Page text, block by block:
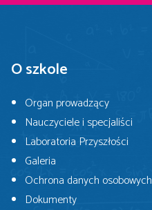
O szkole
Organ prowadzący
Nauczyciele i specjaliści
Laboratoria Przyszłości
Galeria
Ochrona danych osobowych
Dokumenty